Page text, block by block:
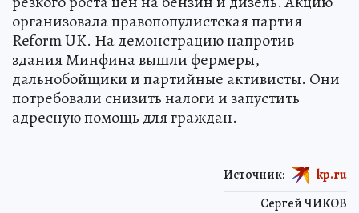
организовала правопопулистская партия
Reform UK. На демонстрацию напротив
здания Минфина вышли фермеры,
дальнобойщики и партийные активисты. Они
потребовали снизить налоги и запустить
адресную помощь для граждан.
Сергей ЧИКОВ
Источник: kp.ru